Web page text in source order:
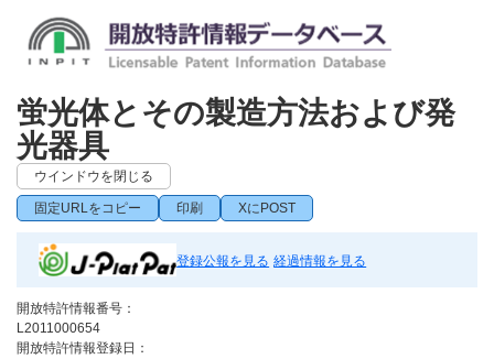
蛍光体とその製造方法および発
光器具
ウインドウを閉じる
固定URLをコピー 印刷 XにPOST
登録公報を見る 経過情報を見る
開放特許情報番号：
L2011000654
開放特許情報登録日：